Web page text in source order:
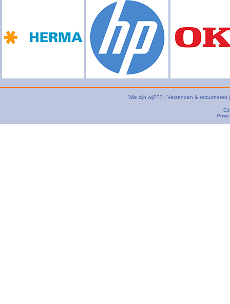
Wie zijn wij??? | Verzenden & retourneren